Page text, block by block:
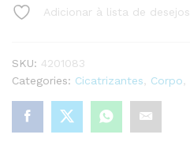
100
quantity
Adicionar à lista de desejos
SKU: 4201083
Categories: Cicatrizantes Corpo